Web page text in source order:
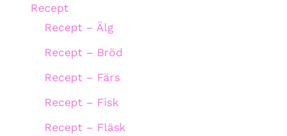
Recept
Recept – Älg
Recept – Bröd
Recept – Färs
Recept – Fisk
Recept – Fläsk